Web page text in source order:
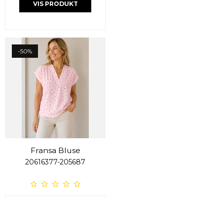
VIS PRODUKT
-50%
Fransa Bluse
20616377-205687